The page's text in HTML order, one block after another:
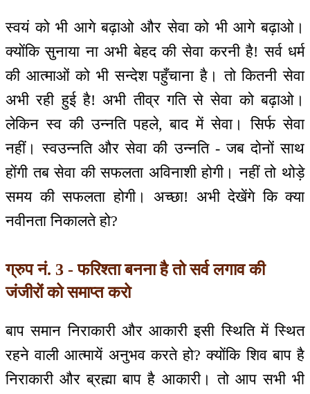
स्वयं को भी आगे बढ़ाओ और सेवा को भी आगे बढ़ाओ।
क्योंकि सुनाया ना अभी बेहद की सेवा करनी है! सर्व धर्म
की आत्माओं को भी सन्देश पहुँचाना है। तो कितनी सेवा
अभी रही हुई है! अभी तीव्र गति से सेवा को बढ़ाओ।
लेकिन स्व की उन्नति पहले, बाद में सेवा। सिर्फ सेवा
नहीं। स्वउन्नति और सेवा की उन्नति - जब दोनों साथ
होंगी तब सेवा की सफलता अविनाशी होगी। नहीं तो थोड़े
समय की सफलता होगी। अच्छा! अभी देखेंगे कि क्या
नवीनता निकालते हो?
ग्रुप नं. 3 - फरिश्ता बनना है तो सर्व लगाव की
जंजीरों को समाप्त करो
बाप समान निराकारी और आकारी इसी स्थिति में स्थित
रहने वाली आत्मायें अनुभव करते हो? क्योंकि शिव बाप है
निराकारी और ब्रह्मा बाप है आकारी। तो आप सभी भी